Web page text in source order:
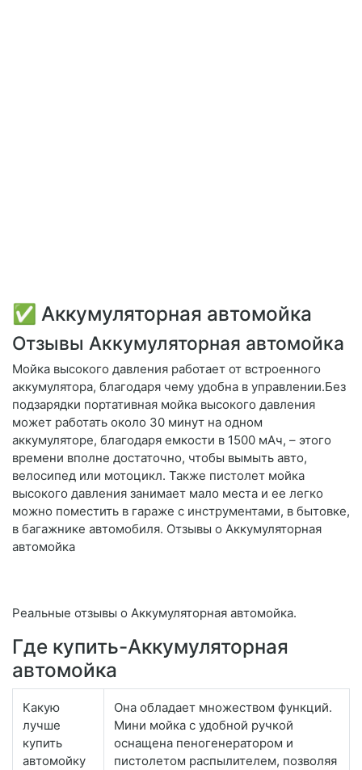
✅ Аккумуляторная автомойка
Отзывы Аккумуляторная автомойка
Мойка высокого давления работает от встроенного
аккумулятора, благодаря чему удобна в управлении.Без
подзарядки портативная мойка высокого давления
может работать около 30 минут на одном
аккумуляторе, благодаря емкости в 1500 мАч, – этого
времени вполне достаточно, чтобы вымыть авто,
велосипед или мотоцикл. Также пистолет мойка
высокого давления занимает мало места и ее легко
можно поместить в гараже с инструментами, в бытовке,
в багажнике автомобиля. Отзывы о Аккумуляторная
автомойка
Реальные отзывы о Аккумуляторная автомойка.
Где купить-Аккумуляторная
автомойка
Какую
лучше
купить
автомойку
Она обладает множеством функций.
Мини мойка с удобной ручкой
оснащена пеногенератором и
пистолетом распылителем, позволяя